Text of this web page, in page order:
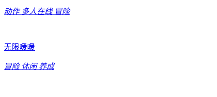
动作 多人在线 冒险
无限暖暖
冒险 休闲 养成